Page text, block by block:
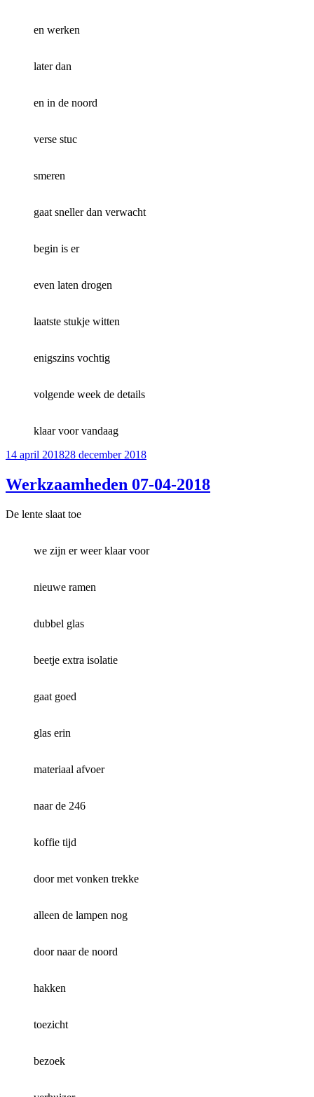
en werken
later dan
en in de noord
verse stuc
smeren
gaat sneller dan verwacht
begin is er
even laten drogen
laatste stukje witten
enigszins vochtig
volgende week de details
klaar voor vandaag
Geplaatst
14 april 201828 december 2018
Werkzaamheden 07-04-2018
De lente slaat toe
we zijn er weer klaar voor
nieuwe ramen
dubbel glas
beetje extra isolatie
gaat goed
glas erin
materiaal afvoer
naar de 246
koffie tijd
door met vonken trekke
alleen de lampen nog
door naar de noord
hakken
toezicht
bezoek